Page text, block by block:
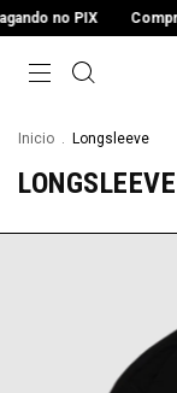
no PIX Compre
Inicio . Longsleeve
LONGSLEEVE